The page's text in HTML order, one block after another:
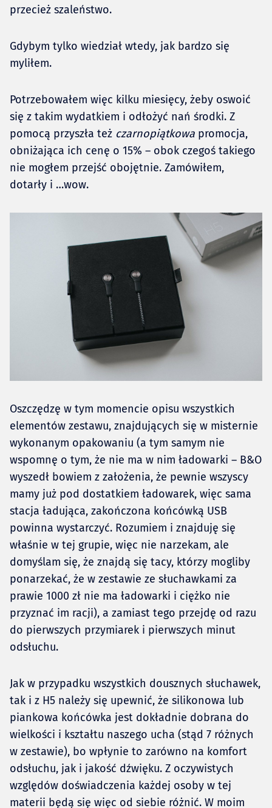
przecież szaleństwo.
Gdybym tylko wiedział wtedy, jak bardzo się
myliłem.
Potrzebowałem więc kilku miesięcy, żeby oswoić
się z takim wydatkiem i odłożyć nań środki. Z
pomocą przyszła też czarnopiątkowa promocja,
obniżająca ich cenę o 15% – obok czegoś takiego
nie mogłem przejść obojętnie. Zamówiłem,
dotarły i …wow.
Oszczędzę w tym momencie opisu wszystkich
elementów zestawu, znajdujących się w misternie
wykonanym opakowaniu (a tym samym nie
wspomnę o tym, że nie ma w nim ładowarki – B&O
wyszedł bowiem z założenia, że pewnie wszyscy
mamy już pod dostatkiem ładowarek, więc sama
stacja ładująca, zakończona końcówką USB
powinna wystarczyć. Rozumiem i znajduję się
właśnie w tej grupie, więc nie narzekam, ale
domyślam się, że znajdą się tacy, którzy mogliby
ponarzekać, że w zestawie ze słuchawkami za
prawie 1000 zł nie ma ładowarki i ciężko nie
przyznać im racji), a zamiast tego przejdę od razu
do pierwszych przymiarek i pierwszych minut
odsłuchu.
Jak w przypadku wszystkich dousznych słuchawek,
tak i z H5 należy się upewnić, że silikonowa lub
piankowa końcówka jest dokładnie dobrana do
wielkości i kształtu naszego ucha (stąd 7 różnych
w zestawie), bo wpłynie to zarówno na komfort
odsłuchu, jak i jakość dźwięku. Z oczywistych
względów doświadczenia każdej osoby w tej
materii będą się więc od siebie różnić. W moim